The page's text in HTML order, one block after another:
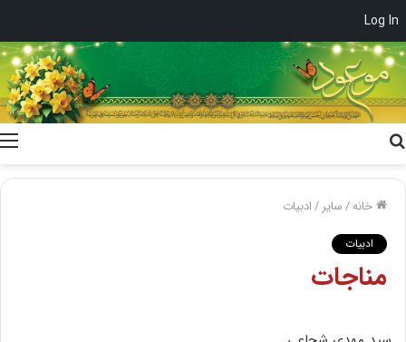
Log In
خانه/سایر /ادبیات
ادبیات
مناجات